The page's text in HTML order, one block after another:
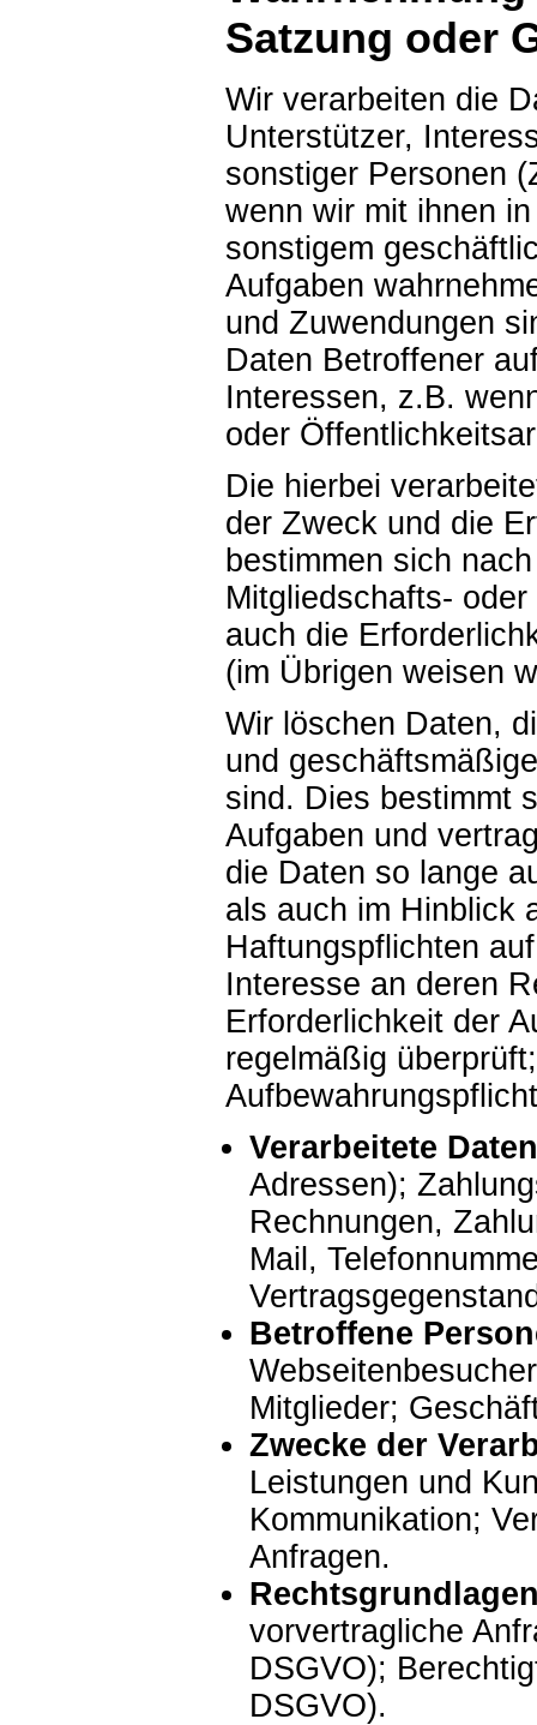
Satzung oder
Wir verarbeiten die
Unterstützer,
sonstiger Personen
wenn wir mit ihnen
sonstigem
Aufgaben
und Zuwendungen
Daten Betroffener
Interessen, z.B.
oder
Die hierbei
der Zweck und die
bestimmen sich
Mitgliedschafts-
auch die
(im Übrigen weisen
Wir löschen Daten,
und
sind. Dies bestimmt
Aufgaben und
die Daten so lange
als auch im Hinblick
Haftungspflichten
Interesse an deren
Erforderlichkeit der
regelmäßig
Verarbeitete
Adressen);
Rechnungen,
Mail,
Betroffene
Mitglieder;
Zwecke der
Leistungen und
Kommunikation;
Anfragen.
vorvertragliche
DSGVO);
DSGVO).